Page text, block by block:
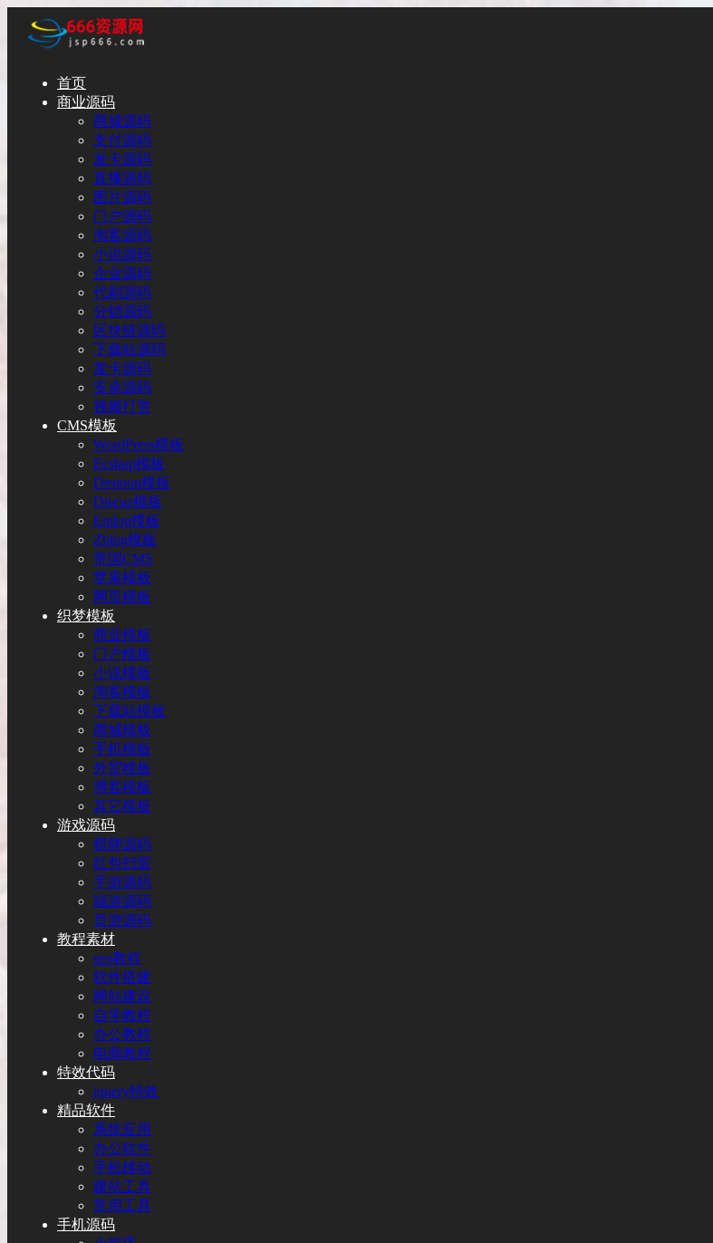
首页
商业源码
商城源码
支付源码
发卡源码
直播源码
图片源码
门户源码
淘客源码
小说源码
企业源码
代刷源码
分销源码
区块链源码
下载站源码
发卡源码
安卓源码
视频打赏
CMS模板
WordPress模板
Ecshop模板
Destoon模板
Discuz模板
Emlog模板
Zblog模板
帝国CMS
苹果模板
网页模板
织梦模板
商业模板
门户模板
小说模板
淘客模板
下载站模板
商城模板
手机模板
外贸模板
博客模板
其它模板
游戏源码
棋牌源码
红包扫雷
手游源码
端游源码
页游源码
教程素材
seo教程
软件搭建
网站建设
自学教程
办公教程
电商教程
特效代码
jquery特效
精品软件
系统应用
办公软件
手机移动
建站工具
常用工具
手机源码